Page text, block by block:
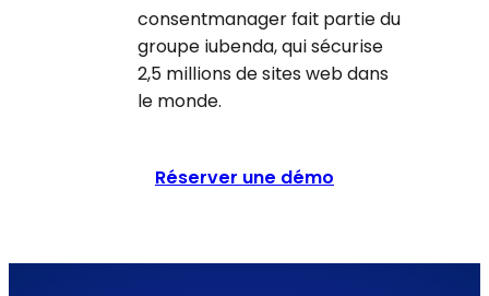
consentmanager fait partie du
groupe iubenda, qui sécurise
2,5 millions de sites web dans
le monde.
Réserver une démo